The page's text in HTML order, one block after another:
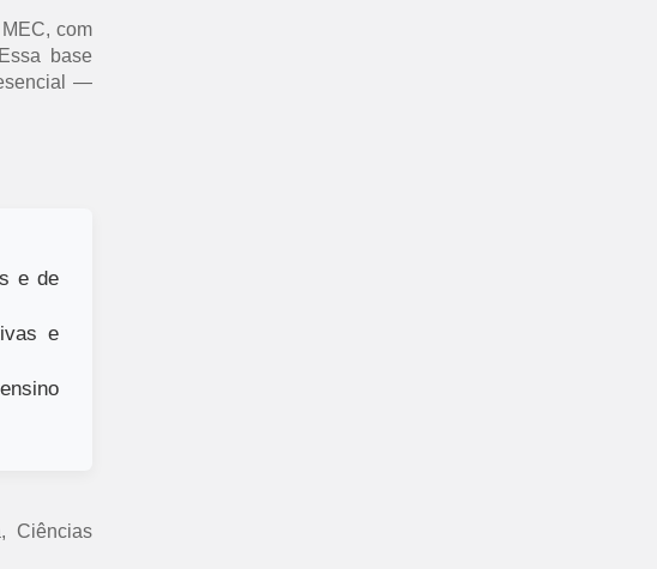
com
base
—
e de
e
Ciências